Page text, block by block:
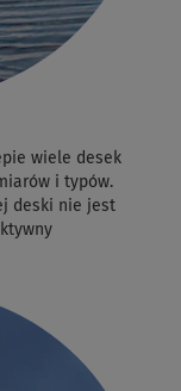
wiele desek
i typów.
deski nie jest